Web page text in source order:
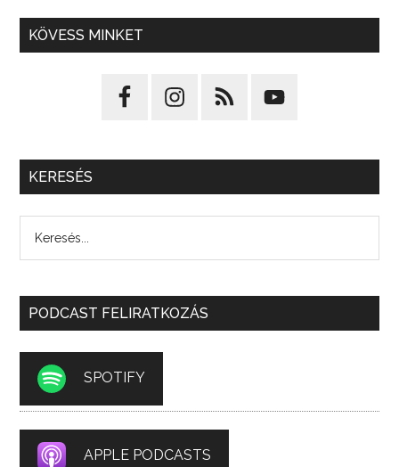
KÖVESS MINKET
KERESÉS
PODCAST FELIRATKOZÁS
SPOTIFY
APPLE PODCASTS